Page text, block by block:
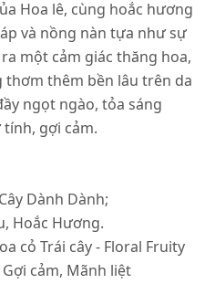
Hoa lê, cùng hoắc hương
và nồng nàn tựa như sự
một cảm giác thăng hoa,
thơm thêm bền lâu trên da
ngọt ngào, tỏa sáng
gợi cảm.
Dành Dành;
Hoắc Hương.
cỏ Trái cây - Floral Fruity
cảm, Mãnh liệt